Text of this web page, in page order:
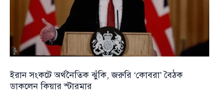
শেষের
বিস্ময়কর
ইঙ্গিত
ট্রাম্পের
ইরান সংকটে অর্থনৈতিক ঝুঁকি, জরুরি ‘কোবরা’ বৈঠক
ডাকলেন কিয়ার স্টারমার